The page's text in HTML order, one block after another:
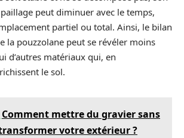
peut diminuer avec le temps,
partiel ou total. Ainsi, le bilan
la pouzzolane peut se révéler moins
d’autres matériaux qui, en
le sol.
Comment mettre du gravier sans
votre extérieur ?